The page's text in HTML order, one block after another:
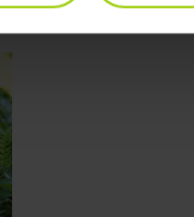
für die